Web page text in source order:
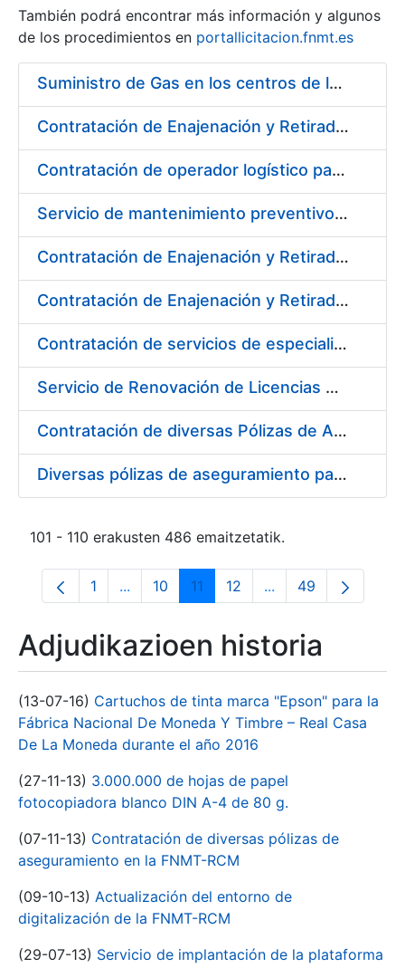
Erakutsi/Ezkutatu
También podrá encontrar más información y algunos
de los procedimientos en portallicitacion.fnmt.es
Suministro de Gas en los centros de la FNMT-RCM de Madrid y Burgos, durante el año 2020
Contratación de Enajenación y Retirada de Recortes Sobrantes y Desperdicios de Papel Impreso y no Impreso durante el Año 2020
Contratación de operador logístico para distintos servicios de transporte de seguridad de mercancías de la Fábrica Nacional de Moneda y Timbre - Real Casa de la Moneda
Servicio de mantenimiento preventivo de la instalación del sistema centralizado de recogida de papelote de timbre e imprenta
Contratación de Enajenación y Retirada de Residuos de PVC, Policarbonato y Plásticos durante el año 2020
Contratación de Enajenación y Retirada de Chatarra de Hierro, Acero y Chapa de la RCM-FNMT
Contratación de servicios de especialistas técnicos en prevención y extinción de incendios para los centros de Madrid y Burgos de la FNMT-RCM
Servicio de Renovación de Licencias Adobe
Contratación de diversas Pólizas de Aseguramiento para la Fábrica Nacional de Moneda y Timbre - Real Casa de la Moneda
Diversas pólizas de aseguramiento para la Fábrica Nacional de Moneda y Timbre - Real Casa de la Moneda
101 - 110 erakusten 486 emaitzetatik.
Orrialdea
1 ...Intermediate Pages Use TAB to navigate.
Orrialdea
10 Orrialdea
11 Orrialdea
12 ...Intermediate
Orrialdea
49
Adjudikazioen historia
(13-07-16) Cartuchos de tinta marca "Epson" para la
Fábrica Nacional De Moneda Y Timbre – Real Casa
De La Moneda durante el año 2016
(27-11-13) 3.000.000 de hojas de papel
fotocopiadora blanco DIN A-4 de 80 g.
(07-11-13) Contratación de diversas pólizas de
aseguramiento en la FNMT-RCM
(09-10-13) Actualización del entorno de
digitalización de la FNMT-RCM
(29-07-13) Servicio de implantación de la plataforma